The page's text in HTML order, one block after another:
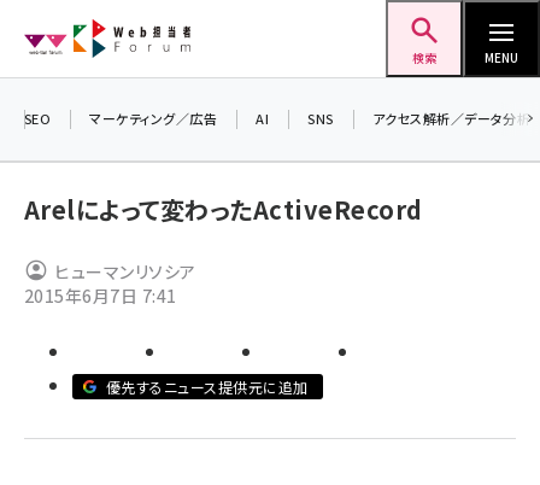
ン
検索 MENU
seo (3519)
youtube (2425)
note (2310)
SEO マーケティング／広告 AI SNS アクセス解析／データ分析
Arelによって変わったActiveRecord
ヒューマンリソシア
2015年6月7日 7:41
優先するニュース提供元に追加